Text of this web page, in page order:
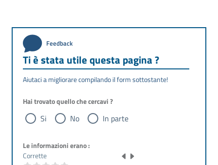
Feedback
Ti è stata utile questa pagina ?
Aiutaci a migliorare compilando il form sottostante!
Hai trovato quello che cercavi ?
Si No In parte
Le informazioni erano :
Corrette